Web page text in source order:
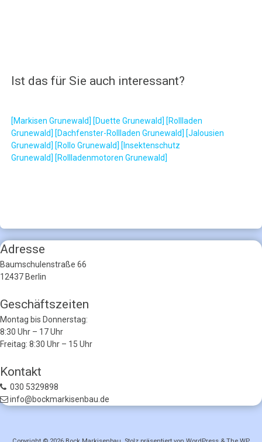
Ist das für Sie auch interessant?
[Markisen Grunewald] [Duette Grunewald] [Rollladen
Grunewald] [Dachfenster-Rollladen Grunewald] [Jalousien
Grunewald] [Rollo Grunewald] [Insektenschutz
Grunewald] [Rollladenmotoren Grunewald]
Adresse
Baumschulenstraße 66
12437 Berlin
Geschäftszeiten
Montag bis Donnerstag:
8:30 Uhr – 17 Uhr
Freitag: 8:30 Uhr – 15 Uhr
Kontakt
030 5329898
info@bockmarkisenbau.de